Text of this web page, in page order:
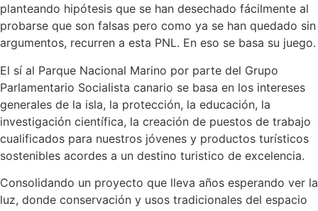
planteando hipótesis que se han desechado fácilmente al
probarse que son falsas pero como ya se han quedado sin
argumentos, recurren a esta PNL. En eso se basa su juego.
El sí al Parque Nacional Marino por parte del Grupo
Parlamentario Socialista canario se basa en los intereses
generales de la isla, la protección, la educación, la
investigación científica, la creación de puestos de trabajo
cualificados para nuestros jóvenes y productos turísticos
sostenibles acordes a un destino turistico de excelencia.
Consolidando un proyecto que lleva años esperando ver la
luz, donde conservación y usos tradicionales del espacio